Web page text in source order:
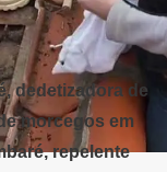
dedetizadora de
morcegos em
repelente